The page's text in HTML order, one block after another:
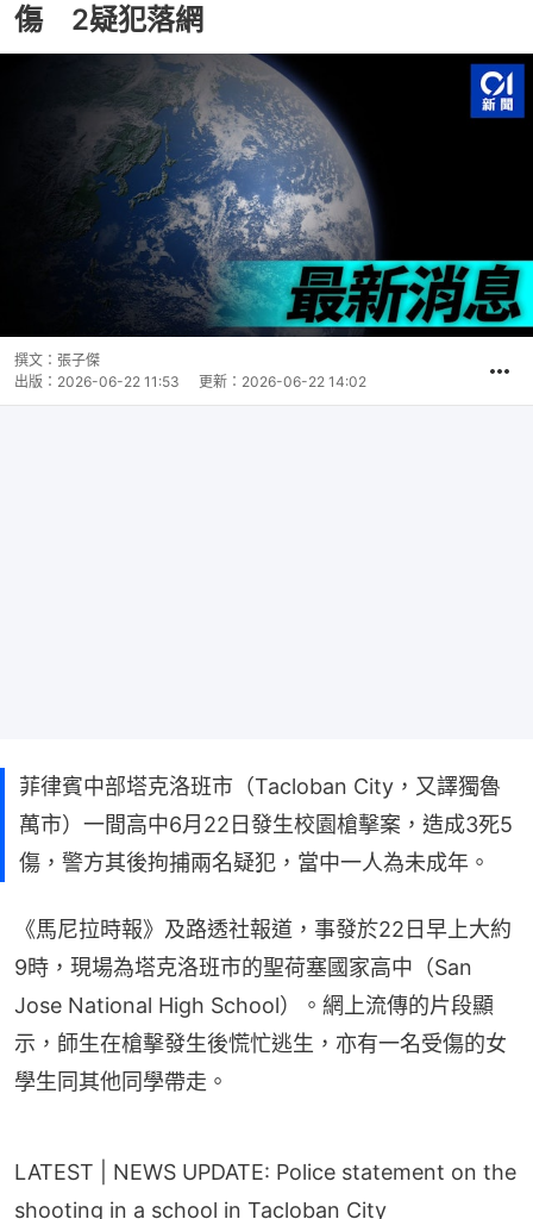
傷 2疑犯落網
撰文： 張子傑
出版： 2026-06-22 11:53 更新： 2026-06-22 14:02
菲律賓中部塔克洛班市（Tacloban City，又譯獨魯
萬市）一間高中6月22日發生校園槍擊案，造成3死5
傷，警方其後拘捕兩名疑犯，當中一人為未成年。
《馬尼拉時報》及路透社報道，事發於22日早上大約
9時，現場為塔克洛班市的聖荷塞國家高中（San
Jose National High School）。網上流傳的片段顯
示，師生在槍擊發生後慌忙逃生，亦有一名受傷的女
學生同其他同學帶走。
shooting in a school in Tacloban City